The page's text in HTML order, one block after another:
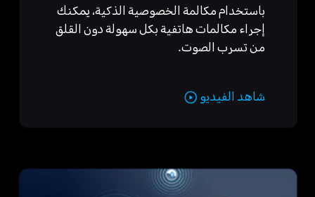
باستخدام مكالمة الخصوصية الذكية، يمكنك
إجراء مكالمات هاتفية بكل سهولة دون القلق
من تسرب الصوت.
شاهد الفيديو